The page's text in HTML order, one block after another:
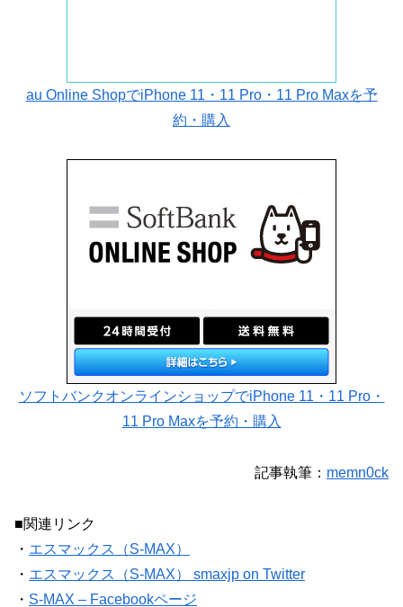
au Online ShopでiPhone 11・11 Pro・11 Pro Maxを予
約・購入
ソフトバンクオンラインショップでiPhone 11・11 Pro・
11 Pro Maxを予約・購入
記事執筆： memn0ck
■関連リンク
・ エスマックス（S-MAX）
・ エスマックス（S-MAX） smaxjp on Twitter
・ S-MAX – Facebookページ